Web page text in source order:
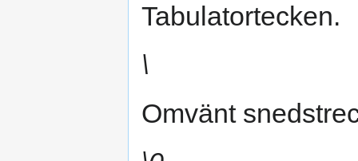
Tabulatortecken.
\
Omvänt